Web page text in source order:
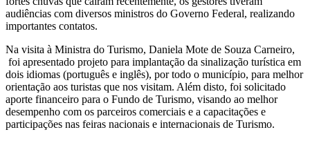
audiências com diversos ministros do Governo Federal, realizando
importantes contatos.
Na visita à Ministra do Turismo, Daniela Mote de Souza Carneiro,
foi apresentado projeto para implantação da sinalização turística em
dois idiomas (português e inglês), por todo o município, para melhor
orientação aos turistas que nos visitam. Além disto, foi solicitado
aporte financeiro para o Fundo de Turismo, visando ao melhor
desempenho com os parceiros comerciais e a capacitações e
participações nas feiras nacionais e internacionais de Turismo.